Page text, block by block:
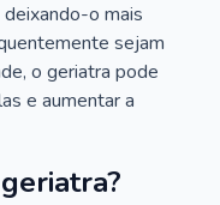
deixando-o mais
sejam
o geriatra pode
e aumentar a